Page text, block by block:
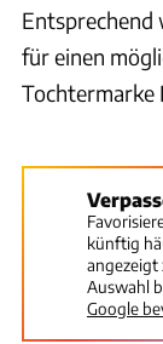
Entsprechend
für einen
Tochtermarke
künftig
angezeigt
Auswahl
Google